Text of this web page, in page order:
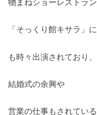
物まねショーレストラ
「そっくり館キサラ」に
も時々出演されており、
結婚式の余興や
営業の仕事もされてい